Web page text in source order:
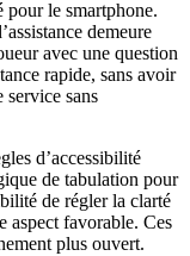
pour le smartphone.
demeure
avec une question
rapide, sans avoir
sans
d’accessibilité
de tabulation pour
de régler la clarté
aspect favorable. Ces
plus ouvert.